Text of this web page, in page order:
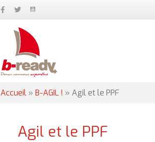
Accueil » B-AGIL ! » Agil et le PPF
Agil et le PPF